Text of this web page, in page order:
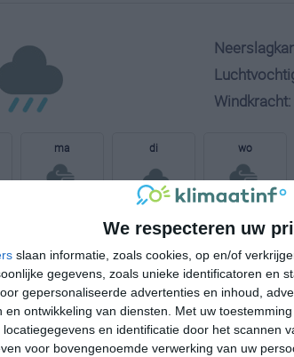
We respecteren uw
slaan informatie, zoals cookies, op en/of
gegevens, zoals unieke identificatoren en
gepersonaliseerde advertenties en inhoud,
ontwikkeling van diensten.
Met uw
en identificatie door het scannen
voor bovengenoemde verwerking van uw
ma di wo
20°C 18°C 17°C 17°C
18:00 21:00 00:00 03:00